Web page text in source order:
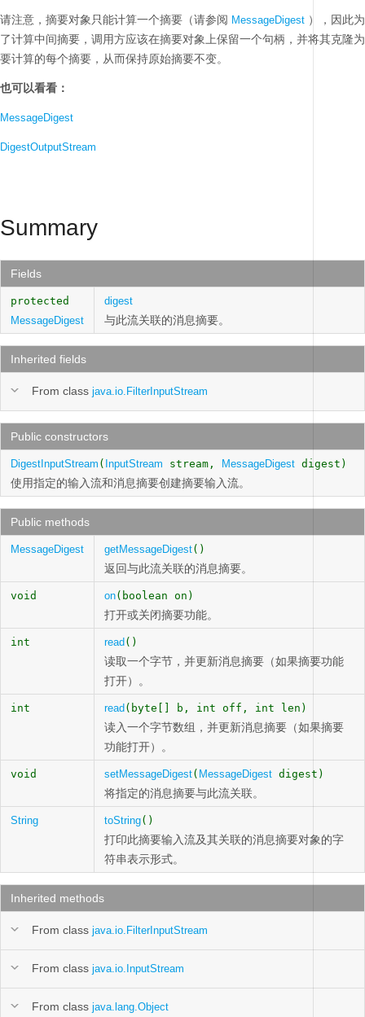
请注意，摘要对象只能计算一个摘要（请参阅 MessageDigest ），因此为
了计算中间摘要，调用方应该在摘要对象上保留一个句柄，并将其克隆为
要计算的每个摘要，从而保持原始摘要不变。
也可以看看：
MessageDigest
DigestOutputStream
Summary
Fields
protected
MessageDigest
digest
与此流关联的消息摘要。
Inherited fields
From class java.io.FilterInputStream
Public constructors
DigestInputStream ( InputStream stream, MessageDigest digest)
使用指定的输入流和消息摘要创建摘要输入流。
Public methods
MessageDigest getMessageDigest()
返回与此流关联的消息摘要。
void on(boolean on)
打开或关闭摘要功能。
int read ()
读取一个字节，并更新消息摘要（如果摘要功能
打开）。
int read (byte[] b, int off, int len)
读入一个字节数组，并更新消息摘要（如果摘要
功能打开）。
void setMessageDigest( MessageDigest digest)
将指定的消息摘要与此流关联。
String toString()
打印此摘要输入流及其关联的消息摘要对象的字
符串表示形式。
Inherited methods
From class java.io.FilterInputStream
From class java.io.InputStream
From class java.lang.Object